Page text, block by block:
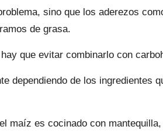
sino que los aderezos
de grasa.
que evitar combinarlo con
dependiendo de los ingredientes
maíz es cocinado con